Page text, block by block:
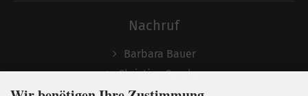
Nachruf
Barbara Bauer
Christian Semler